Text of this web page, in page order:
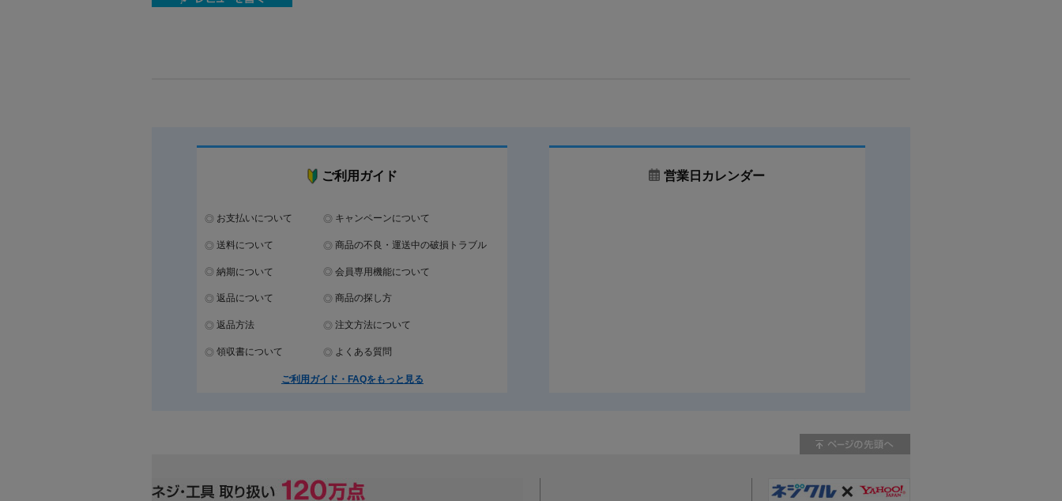
ご利用ガイド
お支払いについて キャンペーンについて
送料について 商品の不良・運送中の破損トラブル
納期について 会員専用機能について
返品について 商品の探し方
返品方法 注文方法について
領収書について よくある質問
ご利用ガイド・FAQをもっと見る
営業日カレンダー